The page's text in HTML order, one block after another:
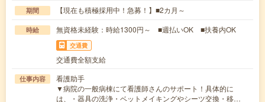
期間 【現在も積極採用中！急募！】■2カ月～
時給 無資格未経験：時給1300円～ ■週払いOK ■扶養内OK
交通費
交通費全額支給
仕事内容
看護助手
▼病院の一般病棟にて看護師さんのサポート！具体的に
は、・器具の洗浄・ベットメイキングやシーツ交換・移…